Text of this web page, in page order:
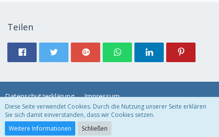
Teilen
Datenschutzerklärung Impressum
Community-Software:
Diese Seite verwendet Cookies. Durch die Nutzung unserer Seite erklären
Sie sich damit einverstanden, dass wir Cookies setzen.
Weitere Informationen
Schließen